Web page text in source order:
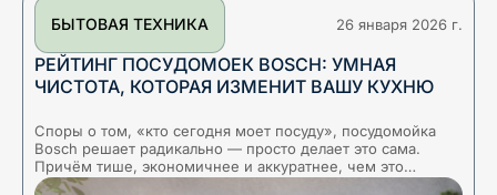
БЫТОВАЯ ТЕХНИКА 26 января 2026 г.
РЕЙТИНГ ПОСУДОМОЕК BOSCH: УМНАЯ
ЧИСТОТА, КОТОРАЯ ИЗМЕНИТ ВАШУ КУХНЮ
Споры о том, «кто сегодня моет посуду», посудомойка
Bosch решает радикально — просто делает это сама.
Причём тише, экономичнее и аккуратнее, чем это
получится делать «вручную». За внешней простото